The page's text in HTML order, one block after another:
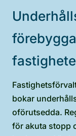
bokar
oförutsedda.
för akuta stopp